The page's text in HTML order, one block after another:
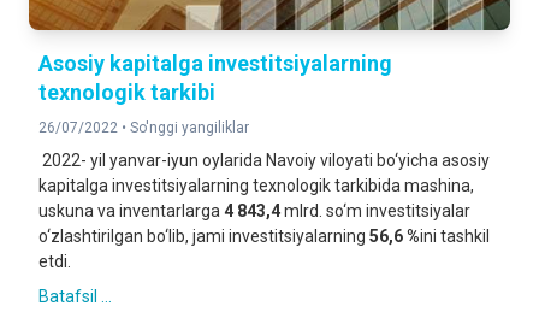
Asosiy kapitalga investitsiyalarning
texnologik tarkibi
26/07/2022 • So'nggi yangiliklar
2022- yil yanvar-iyun oylarida Navoiy viloyati bo‘yicha asosiy
kapitalga investitsiyalarning texnologik tarkibida mashina,
uskuna va inventarlarga 4 843,4mlrd. so‘m investitsiyalar
o‘zlashtirilgan bo‘lib, jami investitsiyalarning 56,6 %ini tashkil
etdi.
Batafsil ...